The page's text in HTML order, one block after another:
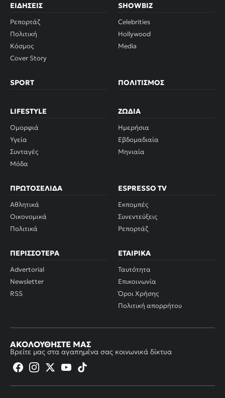
ΕΙΔΉΣΕΙΣ
Ρεπορτάζ
Πολιτική
Κόσμος
Cover Story
SHOWBIZ
Celebrities
Hollywood
Media
SPORT ΠΟΛΙΤΙΣΜΌΣ
LIFESTYLE
Ομορφιά
Υγεία
Συνταγές
Μόδα
ΖΏΔΙΑ
Ημερήσια
Εβδομαδιαία
Μηνιαία
ΠΡΩΤΟΣΈΛΙΔΑ
Αθλητικά
Οικονομικά
Πολιτικά
ESPRESSO TV
Εκπομπές
Συνεντεύξεις
Ρεπορτάζ
ΠΕΡΙΣΣΌΤΕΡΑ
Advertorial
Newsletter
RSS
ΕΤΑΙΡΙΚΆ
Ταυτότητα
Επικοινωνία
Όροι Χρήσης
Πολιτική απορρήτου
ΑΚΟΛΟΥΘΉΣΤΕ ΜΑΣ
Βρείτε μας στα αγαπημένα σας κοινωνικά δίκτυα